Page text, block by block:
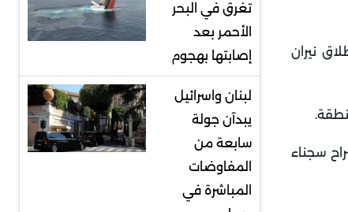
نيران
سجناء
تغرق في البحر
الأحمر بعد
إصابتها بهجوم
لبنان واسرائيل
يبدآن جولة
سابعة من
المفاوضات
المباشرة في